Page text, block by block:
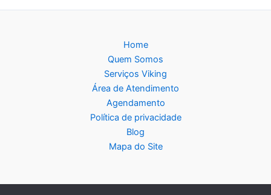
Home
Quem Somos
Serviços Viking
Área de Atendimento
Agendamento
Política de privacidade
Blog
Mapa do Site